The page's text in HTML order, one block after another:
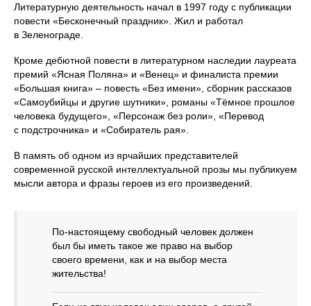
Литературную деятельность начал в 1997 году с публикации
повести «Бесконечный праздник». Жил и работал
в Зеленограде.
Кроме дебютной повести в литературном наследии лауреата
премий «Ясная Поляна» и «Венец» и финалиста премии
«Большая книга» – повесть «Без имени», сборник рассказов
«Самоубийцы и другие шутники», романы «Тёмное прошлое
человека будущего», «Персонаж без роли», «Перевод
с подстрочника» и «Собиратель рая».
В память об одном из ярчайших представителей
современной русской интеллектуальной прозы мы публикуем
мысли автора и фразы героев из его произведений.
По-настоящему свободный человек должен
был бы иметь такое же право на выбор
своего времени, как и на выбор места
жительства!